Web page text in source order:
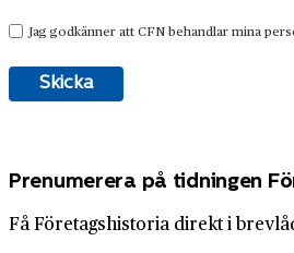
Prenumerera på tidningen
Få Företagshistoria direkt i